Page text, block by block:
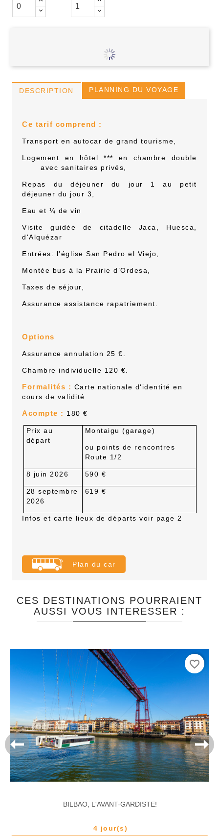
DESCRIPTION PLANNING DU VOYAGE
Ce tarif comprend :
Transport en autocar de grand tourisme,
Logement en hôtel *** en chambre double
avec sanitaires privés,
Repas du déjeuner du jour 1 au petit
déjeuner du jour 3,
Eau et ¼ de vin
Visite guidée de citadelle Jaca, Huesca,
d'Alquézar
Entrées: l'église San Pedro el Viejo,
Montée bus à la Prairie d’Ordesa,
Taxes de séjour,
Assurance assistance rapatriement.
Options
Assurance annulation 25 €.
Chambre individuelle 120 €.
Formalités : Carte nationale d'identité en
cours de validité
Acompte : 180 €
Prix au
départ
Montaigu (garage)
ou points de rencontres
Route 1/2
8 juin 2026 590 €
28 septembre
2026
619 €
Infos et carte lieux de départs voir page 2
Plan du car
CES DESTINATIONS POURRAIENT
AUSSI VOUS INTERESSER :
BILBAO, L'AVANT-GARDISTE!
4 jour(s)
favorite_border